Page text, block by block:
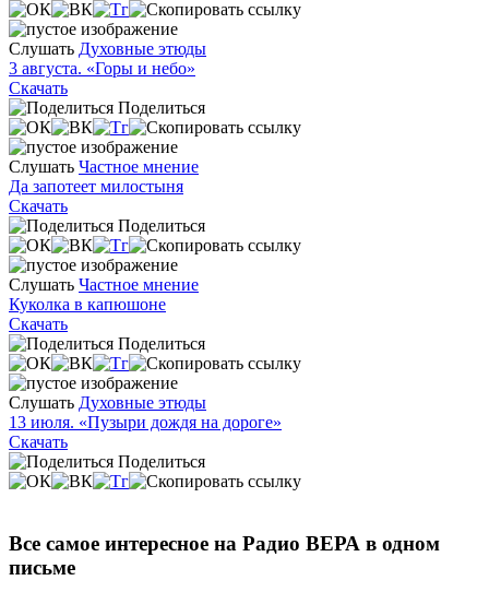
Слушать Духовные этюды
3 августа. «Горы и небо»
Скачать
Поделиться
Слушать Частное мнение
Да запотеет милостыня
Скачать
Поделиться
Слушать Частное мнение
Куколка в капюшоне
Скачать
Поделиться
Слушать Духовные этюды
13 июля. «Пузыри дождя на дороге»
Скачать
Поделиться
Все самое интересное на Радио ВЕРА в одном
письме